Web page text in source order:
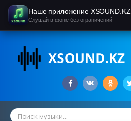
Наше приложение XSOUND.KZ
Слушай в фоне без ограничений